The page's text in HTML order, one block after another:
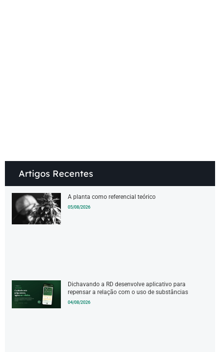
Artigos Recentes
A planta como referencial teórico
05/08/2026
Dichavando a RD desenvolve aplicativo para
repensar a relação com o uso de substâncias
04/08/2026